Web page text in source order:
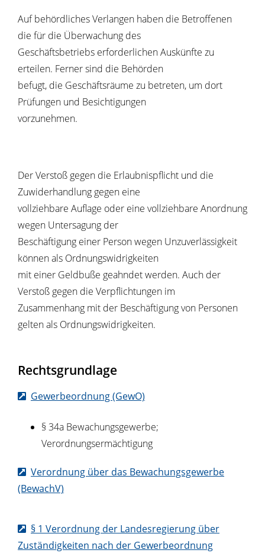
Auf behördliches Verlangen haben die Betroffenen
die für die Überwachung des
Geschäftsbetriebs erforderlichen Auskünfte zu
erteilen. Ferner sind die Behörden
befugt, die Geschäftsräume zu betreten, um dort
Prüfungen und Besichtigungen
vorzunehmen.
Der Verstoß gegen die Erlaubnispflicht und die
Zuwiderhandlung gegen eine
vollziehbare Auflage oder eine vollziehbare Anordnung
wegen Untersagung der
Beschäftigung einer Person wegen Unzuverlässigkeit
können als Ordnungswidrigkeiten
mit einer Geldbuße geahndet werden. Auch der
Verstoß gegen die Verpflichtungen im
Zusammenhang mit der Beschäftigung von Personen
gelten als Ordnungswidrigkeiten.
Rechtsgrundlage
Gewerbeordnung (GewO)
§ 34a Bewachungsgewerbe;
Verordnungsermächtigung
Verordnung über das Bewachungsgewerbe
(BewachV)
§ 1 Verordnung der Landesregierung über
Zuständigkeiten nach der Gewerbeordnung